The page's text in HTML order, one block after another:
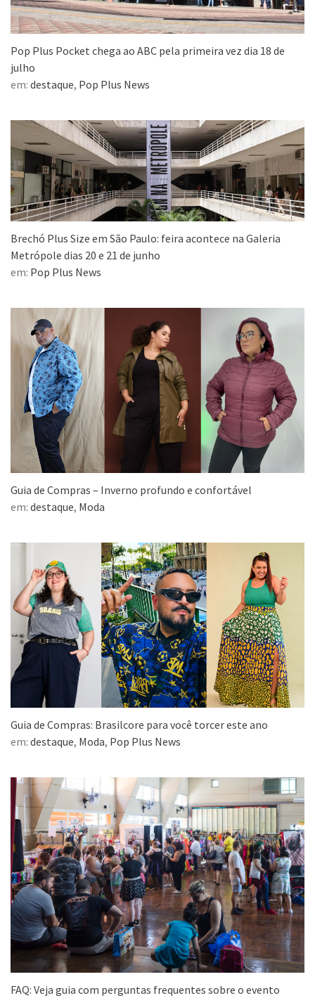
Pop Plus Pocket chega ao ABC pela primeira vez dia 18 de
julho
em: destaque, Pop Plus News
Brechó Plus Size em São Paulo: feira acontece na Galeria
Metrópole dias 20 e 21 de junho
em: Pop Plus News
Guia de Compras – Inverno profundo e confortável
em: destaque, Moda
Guia de Compras: Brasilcore para você torcer este ano
em: destaque, Moda, Pop Plus News
FAQ: Veja guia com perguntas frequentes sobre o evento